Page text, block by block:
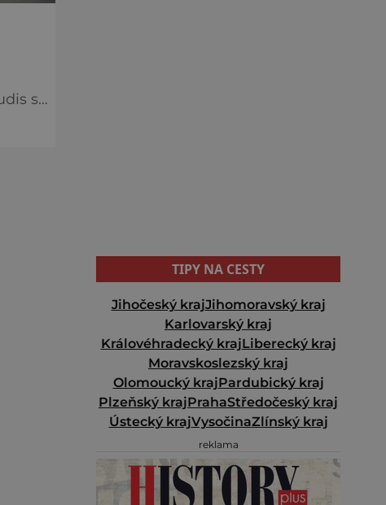
TIPY NA CESTY
Jihočeský krajJihomoravský kraj
Karlovarský kraj
Královéhradecký krajLiberecký kraj
Moravskoslezský kraj
Olomoucký krajPardubický kraj
Plzeňský krajPrahaStředočeský kraj
Ústecký krajVysočinaZlínský kraj
reklama